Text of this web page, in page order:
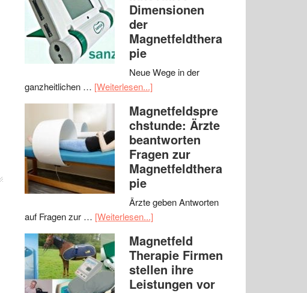
Dimensionen
der
Magnetfeldthera
pie
Neue Wege in der
ganzheitlichen … [Weiterlesen...]
Magnetfeldspre
chstunde: Ärzte
beantworten
Fragen zur
Magnetfeldthera
pie
Ärzte geben Antworten
auf Fragen zur … [Weiterlesen...]
Magnetfeld
Therapie Firmen
stellen ihre
Leistungen vor